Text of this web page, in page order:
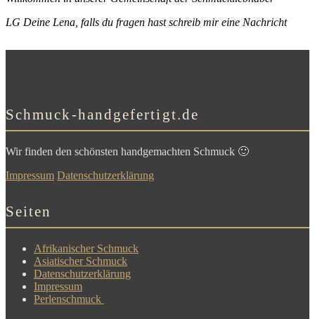
LG Deine Lena, falls du fragen hast schreib mir eine Nachricht
Schmuck-handgefertigt.de
Wir finden den schönsten handgemachten Schmuck 🙂
Impressum Datenschutzerklärung
Seiten
Afrikanischer Schmuck
Asiatischer Schmuck
Datenschutzerklärung
Impressum
Perlenschmuck